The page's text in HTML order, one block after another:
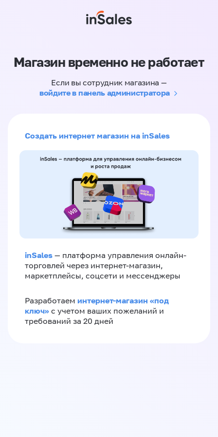
Магазин временно не работает
Если вы сотрудник магазина —
войдите в панель администратора
Создать интернет магазин на inSales
inSales — платформа управления онлайн-
торговлей через интернет-магазин,
маркетплейсы, соцсети и мессенджеры
Разработаем интернет-магазин «‎под
ключ»‎ с учетом ваших пожеланий и
требований за 20 дней